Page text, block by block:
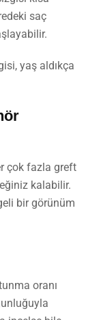
saç
yaş aldıkça
çok fazla greft
kalabilir.
bir görünüm
oranı